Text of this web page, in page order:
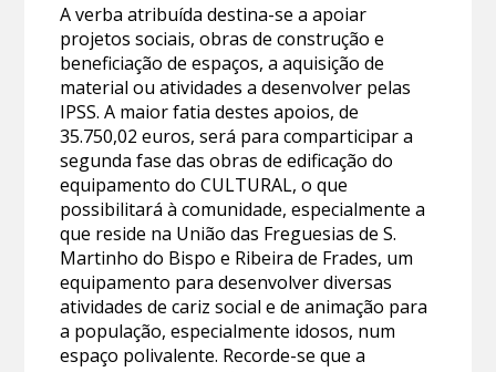
A verba atribuída destina-se a apoiar
projetos sociais, obras de construção e
beneficiação de espaços, a aquisição de
material ou atividades a desenvolver pelas
IPSS. A maior fatia destes apoios, de
35.750,02 euros, será para comparticipar a
segunda fase das obras de edificação do
equipamento do CULTURAL, o que
possibilitará à comunidade, especialmente a
que reside na União das Freguesias de S.
Martinho do Bispo e Ribeira de Frades, um
equipamento para desenvolver diversas
atividades de cariz social e de animação para
a população, especialmente idosos, num
espaço polivalente. Recorde-se que a